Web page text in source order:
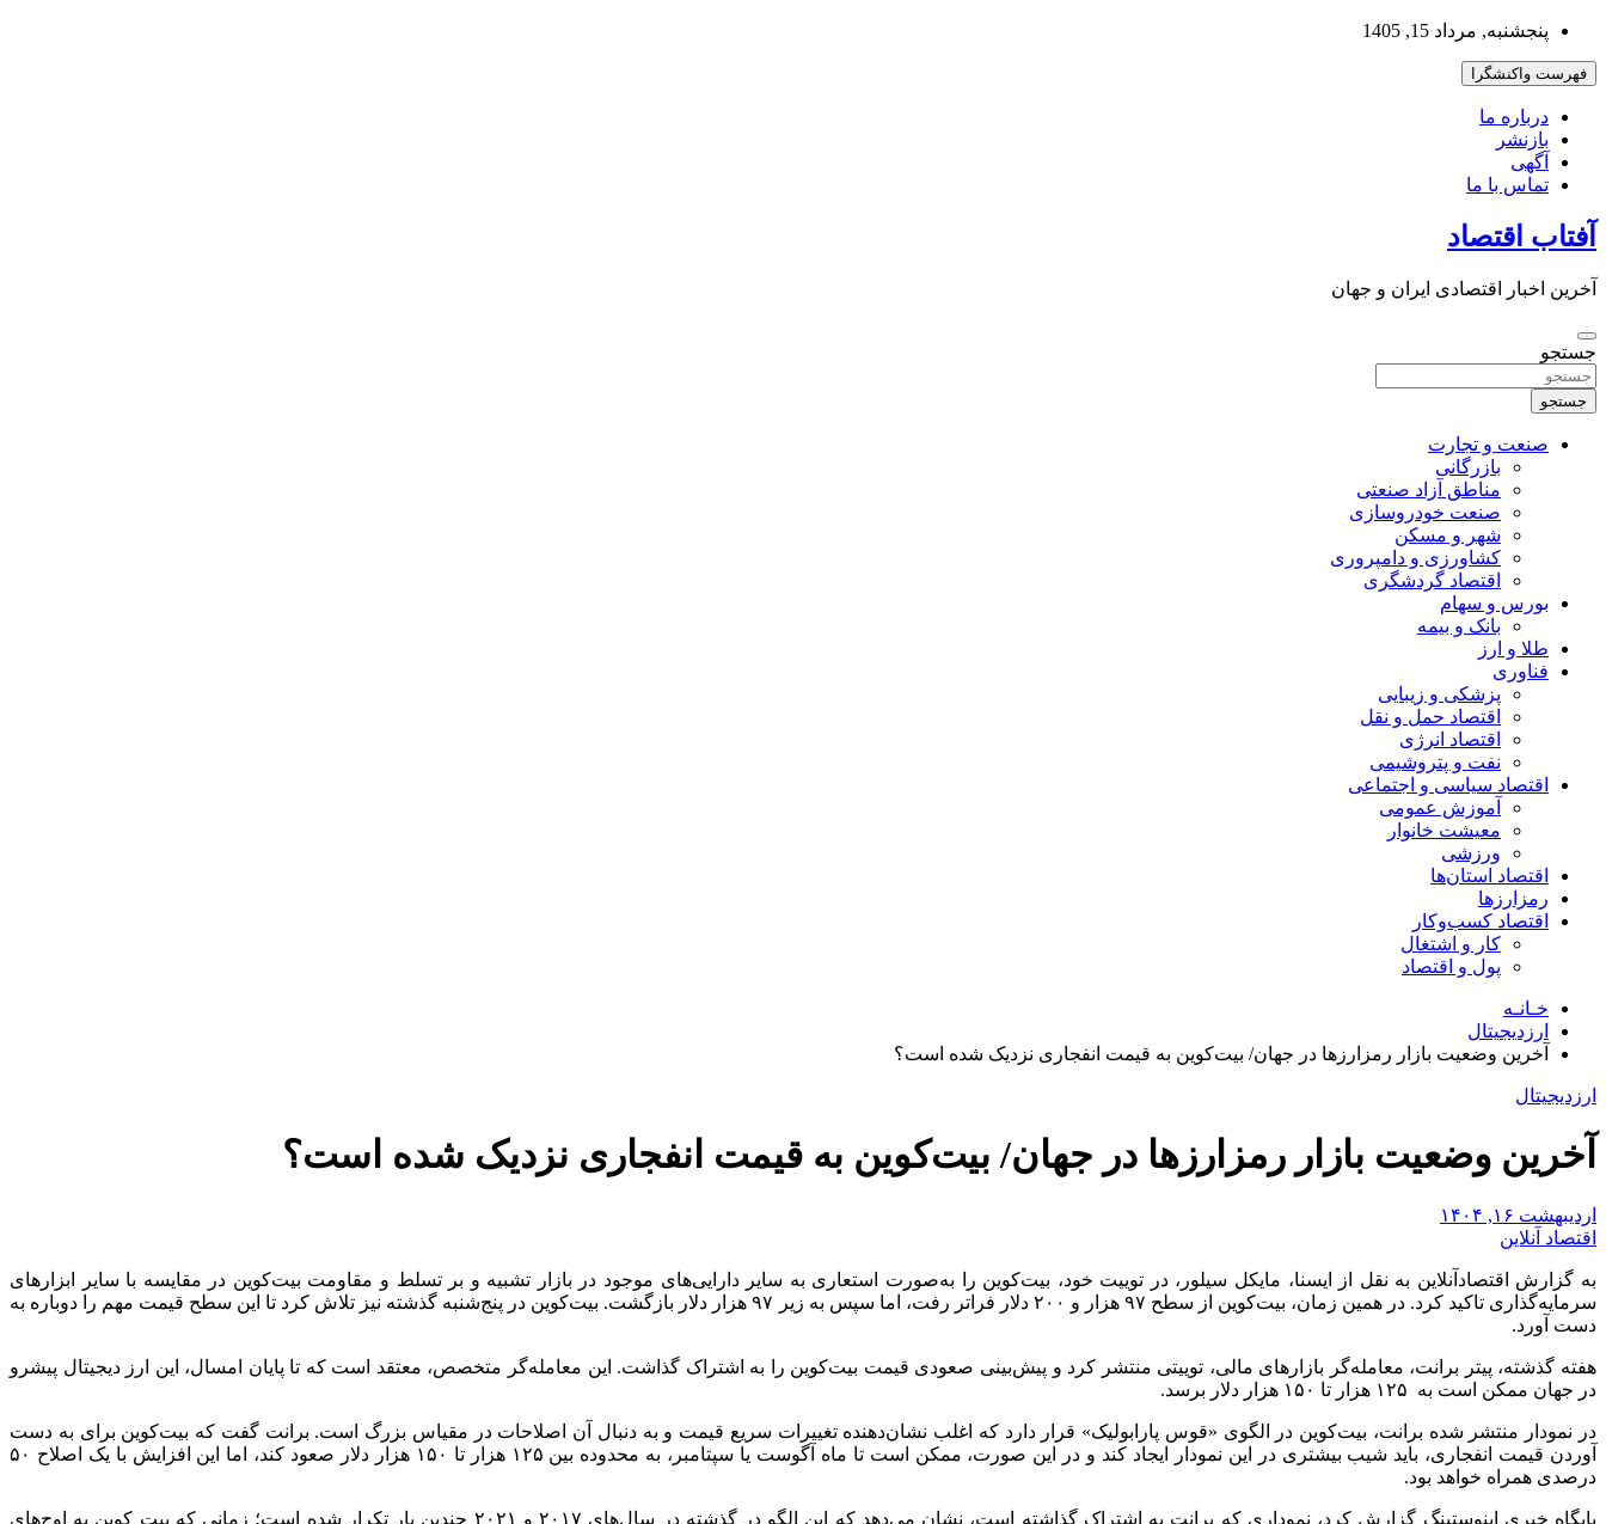
بروید
پنجشنبه, مرداد 15, 1405
فهرست واکنشگرا
درباره ما
بازنشر
آگهی
تماس با ما
آفتاب اقتصاد
آخرین اخبار اقتصادی ایران و جهان
جستجو
جستجو
صنعت و تجارت
بازرگانی
مناطق آزاد صنعتی
صنعت خودروسازی
شهر و مسکن
کشاورزی و دامپروری
اقتصاد گردشگری
بورس و سهام
بانک و بیمه
طلا و ارز
فناوری
پزشکی و زیبایی
اقتصاد حمل و نقل
اقتصاد انرژی
نفت و پتروشیمی
اقتصاد سیاسی و اجتماعی
آموزش عمومی
معیشت خانوار
ورزشی
اقتصاد استان‌ها
رمزارزها
اقتصاد کسب‌و‌کار
کار و اشتغال
پول و اقتصاد
خـانـه
ارزدیجیتال
آخرین وضعیت بازار رمزارز‌ها در جهان/ بیت‌کوین به قیمت انفجاری نزدیک شده است؟
ارزدیجیتال
آخرین وضعیت بازار رمزارز‌ها در جهان/ بیت‌کوین به قیمت انفجاری نزدیک شده است؟
اردیبهشت ۱۶, ۱۴۰۴
اقتصاد آنلاین
به گزارش اقتصادآنلاین به نقل از ایسنا، مایکل سیلور، در توییت خود، بیت‌کوین را به‌صورت استعاری به سایر دارایی‌های موجود در بازار تشبیه و بر تسلط و مقاومت بیت‌کوین در مقایسه با سایر ابزارهای
سرمایه‌گذاری تاکید کرد. در همین زمان، بیت‌کوین از سطح ۹۷ هزار و ۲۰۰ دلار فراتر رفت، اما سپس به زیر ۹۷ هزار دلار بازگشت. بیت‌کوین در پنج‌شنبه گذشته نیز تلاش کرد تا این سطح قیمت مهم را دوباره به
دست آورد.
هفته گذشته، پیتر برانت، معامله‌گر بازارهای مالی، توییتی منتشر کرد و پیش‌بینی صعودی قیمت بیت‌کوین را به اشتراک گذاشت. این معامله‌گر متخصص، معتقد است که تا پایان امسال، این ارز دیجیتال پیشرو
در جهان ممکن است به ۱۲۵ هزار تا ۱۵۰ هزار دلار برسد.
در نمودار منتشر شده برانت، بیت‌کوین در الگوی «قوس پارابولیک» قرار دارد که اغلب نشان‌دهنده تغییرات سریع قیمت و به دنبال آن اصلاحات در مقیاس بزرگ است. برانت گفت که بیت‌کوین برای به دست
آوردن قیمت انفجاری، باید شیب بیشتری در این نمودار ایجاد کند و در این صورت، ممکن است تا ماه آگوست یا سپتامبر، به محدوده بین ۱۲۵ هزار تا ۱۵۰ هزار دلار صعود کند، اما این افزایش با یک اصلاح ۵۰
درصدی همراه خواهد بود.
پایگاه خبری اینوستینگ گزارش کرد، نموداری که برانت به اشتراک گذاشته است، نشان می‌دهد که این الگو در گذشته در سال‌های ۲۰۱۷ و ۲۰۲۱ چندین بار تکرار شده است؛ زمانی که بیت کوین به اوج‌های